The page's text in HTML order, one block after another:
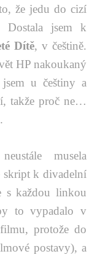
že jedu do cizí
Dostala jsem k
Dítě, v češtině.
HP nakoukaný
u češtiny a
takže proč ne…
musela
skript k divadelní
s každou linkou
to vypadalo v
protože do
postavy), a